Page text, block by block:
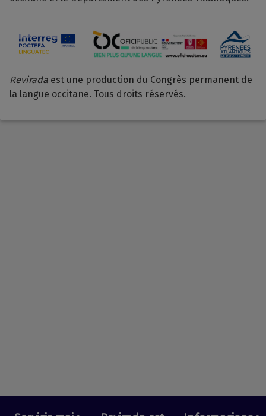
Revirada est une production du Congrès permanent de
la langue occitane. Tous droits réservés.